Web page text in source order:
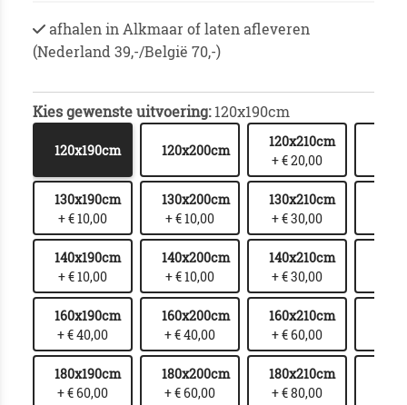
afhalen in Alkmaar of laten afleveren
(Nederland 39,-/België 70,-)
Kies gewenste uitvoering: 120x190cm
120x190cm 120x200cm
120x210cm
+ € 20,00
130x190cm
+ € 10,00
130x200cm
+ € 10,00
130x210cm
+ € 30,00
140x190cm
+ € 10,00
140x200cm
+ € 10,00
140x210cm
+ € 30,00
160x190cm
+ € 40,00
160x200cm
+ € 40,00
160x210cm
+ € 60,00
180x190cm
+ € 60,00
180x200cm
+ € 60,00
180x210cm
+ € 80,00